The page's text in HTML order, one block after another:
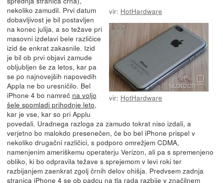
vir: HotHardware
vir: HotHardware
nekoliko zamudil. Prvi datum
dobavljivost je bil postavljen
na konec julija, a so težave pri
masovni izdelavi bele različice
izid še enkrat zakasnile. Izid
je bil ob prvi objavi zamude
obljubljen še za letos, kar pa
se po najnovejših napovedih
Appla ne bo uresničilo. Bel
iPhone 4 bo namreč na voljo
šele spomladi prihodnje leto,
kar je vse, kar so pri Applu
povedali. Uradnega razloga za zamudo tokrat niso izdali, a
verjetno bo malokdo presenečen, če bo bel iPhone prispel v
nekoliko drugačni različici, s podporo omrežjem CDMA,
namenjenim ameriškemu operaterju Verizon, ali pa s spremenjeno
obliko, ki bo odpravila težave s sprejemom v levi roki ter
razbijanjem zaenkrat zgolj črnih delov ohišja. Predvsem zadnja
stranica iPhone 4 se ob padcu na tla rada razbije v značilnem